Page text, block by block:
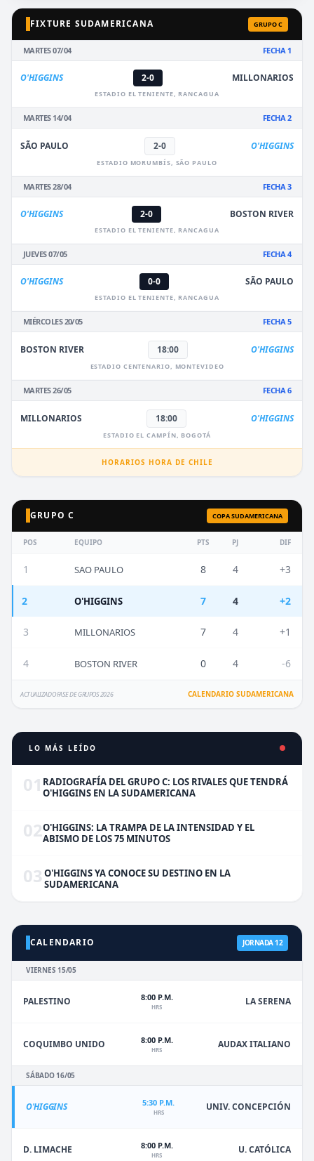
FIXTURE SUDAMERICANA GRUPO C
MARTES 07/04 FECHA 1
O'HIGGINS 2-0 MILLONARIOS
ESTADIO EL TENIENTE, RANCAGUA
MARTES 14/04 FECHA 2
SÃO PAULO 2-0 O'HIGGINS
ESTADIO MORUMBÍS, SÃO PAULO
MARTES 28/04 FECHA 3
O'HIGGINS 2-0 BOSTON RIVER
ESTADIO EL TENIENTE, RANCAGUA
JUEVES 07/05 FECHA 4
O'HIGGINS 0-0 SÃO PAULO
ESTADIO EL TENIENTE, RANCAGUA
MIÉRCOLES 20/05 FECHA 5
BOSTON RIVER 18:00 O'HIGGINS
ESTADIO CENTENARIO, MONTEVIDEO
MARTES 26/05 FECHA 6
MILLONARIOS 18:00 O'HIGGINS
ESTADIO EL CAMPÍN, BOGOTÁ
HORARIOS HORA DE CHILE
GRUPO C COPA SUDAMERICANA
POS EQUIPO PTS PJ DIF
1 SAO PAULO 8 4 +3
2 O'HIGGINS 7 4 +2
3 MILLONARIOS 7 4 +1
4 BOSTON RIVER 0 4 -6
ACTUALIZADO FASE DE GRUPOS 2026 CALENDARIO SUDAMERICANA
LO MÁS LEÍDO
01 RADIOGRAFÍA DEL GRUPO C: LOS RIVALES QUE TENDRÁ
O'HIGGINS EN LA SUDAMERICANA
02O'HIGGINS: LA TRAMPA DE LA INTENSIDAD Y EL
ABISMO DE LOS 75 MINUTOS
03 O'HIGGINS YA CONOCE SU DESTINO EN LA
SUDAMERICANA
CALENDARIO JORNADA 12
VIERNES 15/05
PALESTINO 8:00 P.M.
HRS LA SERENA
COQUIMBO UNIDO 8:00 P.M.
HRS AUDAX ITALIANO
SÁBADO 16/05
O'HIGGINS 5:30 P.M.
HRS UNIV. CONCEPCIÓN
D. LIMACHE 8:00 P.M.
HRS U. CATÓLICA